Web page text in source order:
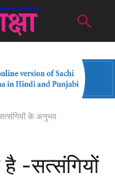
के अनुभव
है -सत्संगियों